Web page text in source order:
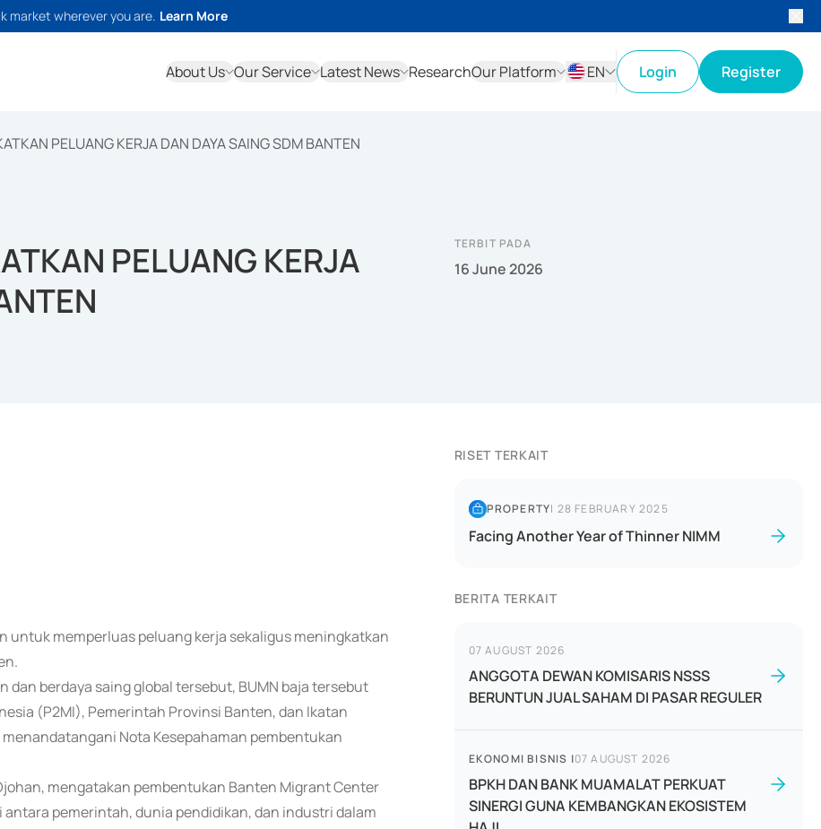
market wherever you are. Learn More
About Us Our Service Latest News ResearchOur Platform
EN
Login Register
PELUANG KERJA DAN DAYA SAING SDM BANTEN
PELUANG KERJA
TERBIT PADA
16 June 2026
untuk memperluas peluang kerja sekaligus meningkatkan
berdaya saing global tersebut, BUMN baja tersebut
(P2MI), Pemerintah Provinsi Banten, dan Ikatan
Nota Kesepahaman pembentukan
mengatakan pembentukan Banten Migrant Center
pemerintah, dunia pendidikan, dan industri dalam
RISET TERKAIT
PROPERTY| 28 FEBRUARY 2025
Facing Another Year of Thinner NIMM
BERITA TERKAIT
07 AUGUST 2026
ANGGOTA DEWAN KOMISARIS NSSS
BERUNTUN JUAL SAHAM DI PASAR REGULER
EKONOMI BISNIS |07 AUGUST 2026
BPKH DAN BANK MUAMALAT PERKUAT
SINERGI GUNA KEMBANGKAN EKOSISTEM